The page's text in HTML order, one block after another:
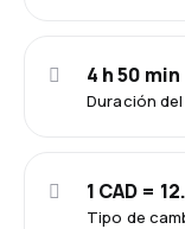
Duración
4 h 50 min
Tipo de
1 CAD =